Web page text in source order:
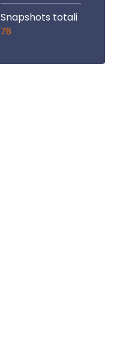
Snapshots totali
76